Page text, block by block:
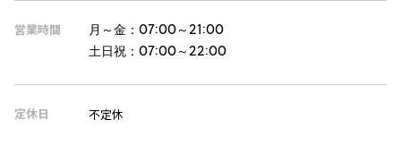
営業時間 月～金：07:00～21:00
土日祝：07:00～22:00
定休日 不定休